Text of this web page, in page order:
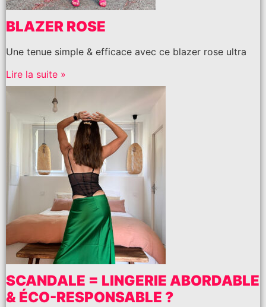
BLAZER ROSE
Une tenue simple & efficace avec ce blazer rose ultra
Lire la suite »
SCANDALE = LINGERIE ABORDABLE
& ÉCO-RESPONSABLE ?